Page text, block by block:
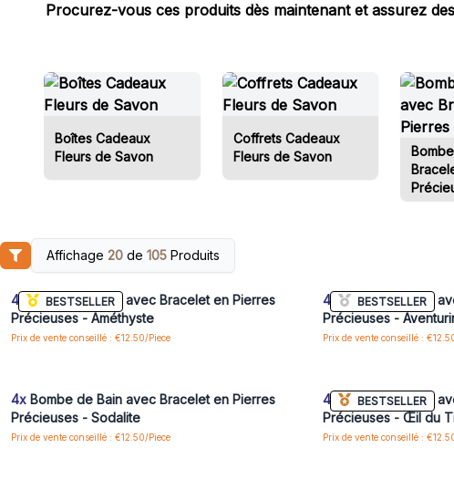
Procurez-vous ces produits dès maintenant et assurez
Boîtes Cadeaux
Fleurs de Savon
Coffrets Cadeaux
Fleurs de Savon
Affichage 20de 105Produits
BESTSELLER
Connectez-vous ou inscrivez-vous pour accéder
aux prix de gros
4x Bombe de Bain avec Bracelet en Pierres
Précieuses - Améthyste
Prix de vente conseillé : €12.50/Piece
BESTSELLER
4x Bombe de Bain
Précieuses -
Prix de vente conseillé :
4x Bombe de Bain avec Bracelet en Pierres
Précieuses - Sodalite
Prix de vente conseillé : €12.50/Piece
BESTSELLER
4x Bombe de Bain
Précieuses - Œil du
Prix de vente conseillé :